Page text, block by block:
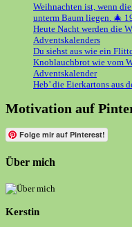
Weihnachten ist, wenn
unterm Baum liegen. 🎄
Heute Nacht werden die
Adventskalenders
Du siehst aus wie ein
Knoblauchbrot wie vom
Adventskalender
Heb’ die Eierkartons aus
Motivation auf
Folge mir auf Pinterest!
Über mich
Kerstin